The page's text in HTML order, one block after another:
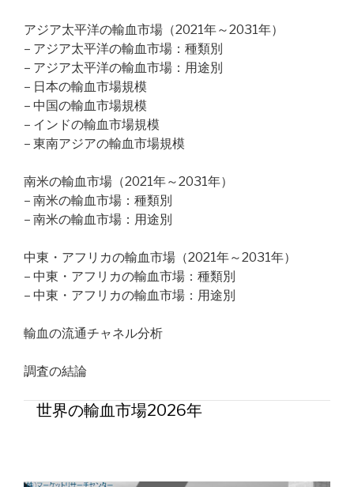
アジア太平洋の輸血市場（2021年～2031年）
– アジア太平洋の輸血市場：種類別
– アジア太平洋の輸血市場：用途別
– 日本の輸血市場規模
– 中国の輸血市場規模
– インドの輸血市場規模
– 東南アジアの輸血市場規模
南米の輸血市場（2021年～2031年）
– 南米の輸血市場：種類別
– 南米の輸血市場：用途別
中東・アフリカの輸血市場（2021年～2031年）
– 中東・アフリカの輸血市場：種類別
– 中東・アフリカの輸血市場：用途別
輸血の流通チャネル分析
調査の結論
世界の輸血市場2026年